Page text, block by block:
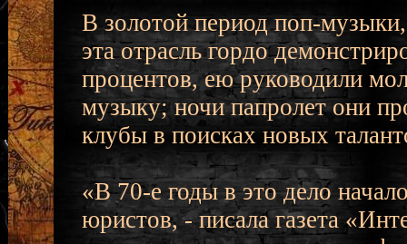
В золотой период поп-
эта отрасль гордо
процентов, ею руководили
музыку; ночи папролет они
клубы в поисках новых
«В 70-е годы в это дело
юристов, - писала газета